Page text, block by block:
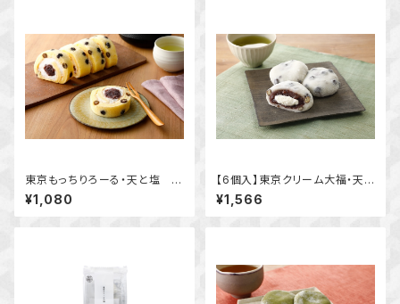
東京もっちりろーる・天と塩 豆
つぶあんクリーム
¥1,080
【6個入】東京クリーム大福・天と
塩 豆つぶあん
¥1,566